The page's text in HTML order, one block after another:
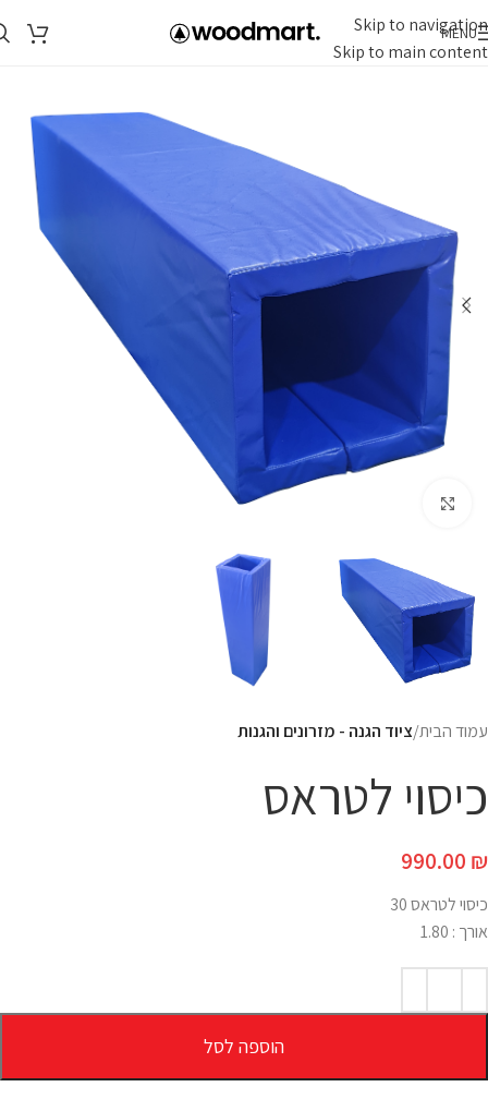
Skip to navigation
Skip to main content
MENU
עמוד הבית ציוד הגנה - מזרונים והגנות
כיסוי לטראס
990.00 ₪
כיסוי לטראס 30
אורך : 1.80
הוספה לסל